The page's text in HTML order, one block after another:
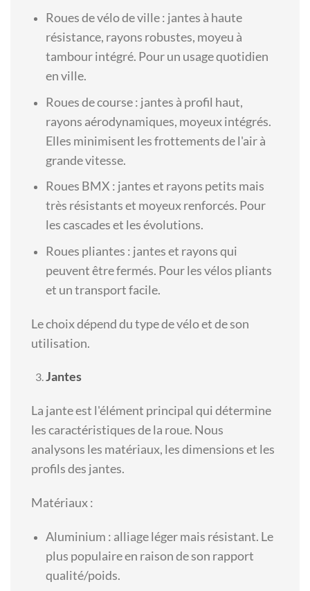
Roues de vélo de ville : jantes à haute
résistance, rayons robustes, moyeu à
tambour intégré. Pour un usage quotidien
en ville.
Roues de course : jantes à profil haut,
rayons aérodynamiques, moyeux intégrés.
Elles minimisent les frottements de l'air à
grande vitesse.
Roues BMX : jantes et rayons petits mais
très résistants et moyeux renforcés. Pour
les cascades et les évolutions.
Roues pliantes : jantes et rayons qui
peuvent être fermés. Pour les vélos pliants
et un transport facile.
Le choix dépend du type de vélo et de son
utilisation.
Jantes
La jante est l'élément principal qui détermine
les caractéristiques de la roue. Nous
analysons les matériaux, les dimensions et les
profils des jantes.
Matériaux :
Aluminium : alliage léger mais résistant. Le
plus populaire en raison de son rapport
qualité/poids.